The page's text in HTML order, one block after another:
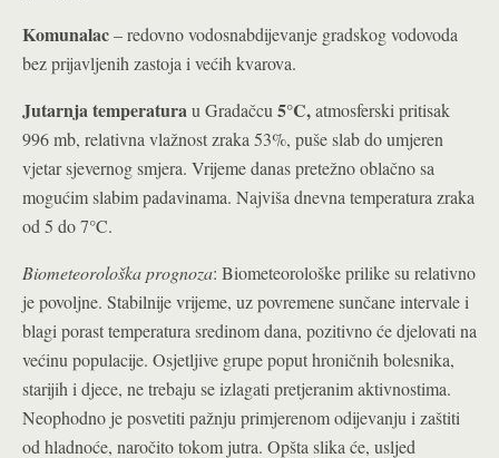
Komunalac– redovno vodosnabdijevanje gradskog vodovoda
bez prijavljenih zastoja i većih kvarova.
Jutarnja temperaturau Gradačcu 5°C,atmosferski pritisak
996 mb, relativna vlažnost zraka 53%, puše slab do umjeren
vjetar sjevernog smjera. Vrijeme danas pretežno oblačno sa
mogućim slabim padavinama. Najviša dnevna temperatura zraka
od 5 do 7°C.
Biometeorološka prognoza: Biometeorološke prilike su relativno
je povoljne. Stabilnije vrijeme, uz povremene sunčane intervale i
blagi porast temperatura sredinom dana, pozitivno će djelovati na
većinu populacije. Osjetljive grupe poput hroničnih bolesnika,
starijih i djece, ne trebaju se izlagati pretjeranim aktivnostima.
Neophodno je posvetiti pažnju primjerenom odijevanju i zaštiti
od hladnoće, naročito tokom jutra. Opšta slika će, usljed